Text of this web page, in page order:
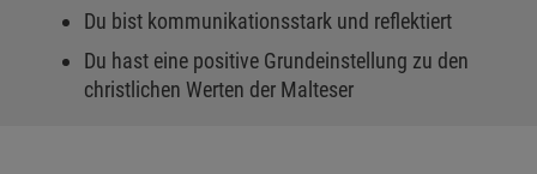
Du bist kommunikationsstark und reflektiert
Du hast eine positive Grundeinstellung zu den
christlichen Werten der Malteser